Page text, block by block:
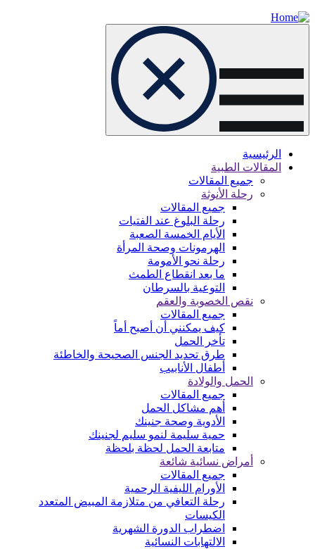
Skip
to
Main
navigation
الرئيسية
المقالات الطبية
جميع المقالات
رحلة الأنوثة
جميع المقالات
رحلة البلوغ عند الفتيات
الأيام الخمسة الصعبة
الهرمونات وصحة المرأة
رحلة نحو الأمومة
ما بعد انقطاع الطمث
التوعية بالسرطان
نقص الخصوبة والعقم
جميع المقالات
كيف يمكنني أن أصبح أماً
تأخر الحمل
طرق تحديد الجنس الصحيحة والخاطئة
أطفال الأنابيب
الحمل والولادة
جميع المقالات
أهم مشاكل الحمل
الأدوية وصحة جنينك
حمية سليمة لنمو سليم لجنينك
متابعة الحمل لحظة بلحظة
أمراض نسائية شائعة
جميع المقالات
الأورام الليفية الرحمية
رحلة التعافي من متلازمة المبيض المتعدد
الكيسات
اضطراب الدورة الشهرية
الالتهابات النسائية